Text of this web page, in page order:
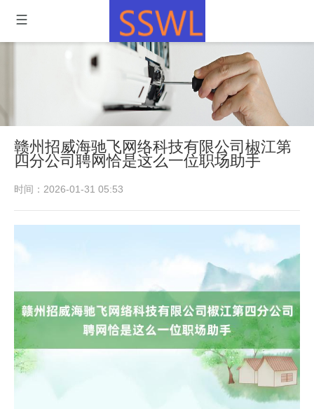
赣州招威海驰飞网络科技有限公司椒江第
四分公司聘网恰是这么一位职场助手
时间：2026-01-31 05:53